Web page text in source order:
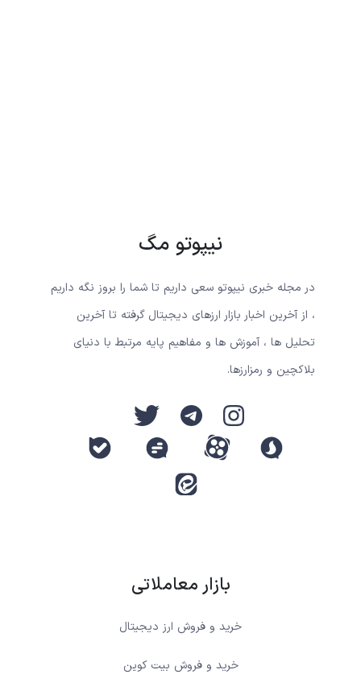
نیپوتو مگ
در مجله خبری نیپوتو سعی داریم تا شما را بروز نگه داریم
، از آخرین اخبار بازار ارزهای دیجیتال گرفته تا آخرین
تحلیل ها ، آموزش ها و مفاهیم پایه مرتبط با دنیای
بلاکچین و رمزارزها.
بازار معاملاتی
خرید و فروش ارز دیجیتال
خرید و فروش بیت کوین